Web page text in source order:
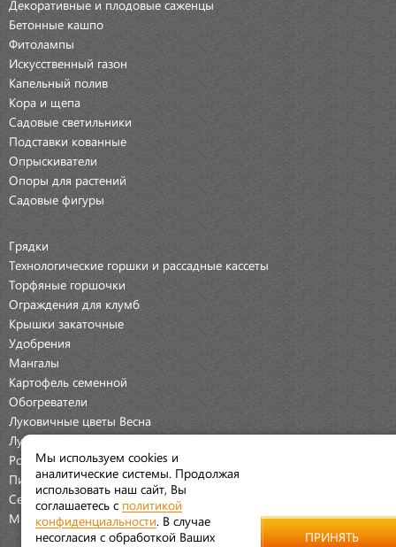
Декоративные и плодовые саженцы
Бетонные кашпо
Фитолампы
Искусственный газон
Капельный полив
Кора и щепа
Садовые светильники
Подставки кованные
Опрыскиватели
Опоры для растений
Садовые фигуры
Грядки
Технологические горшки и рассадные кассеты
Торфяные горшочки
Ограждения для клумб
Крышки закаточные
Удобрения
Мангалы
Картофель семенной
Обогреватели
Луковичные цветы Весна
Луковичные цветы Осень
Розы
Пионы
Семена Овощей
Мраморная крошка
Мы используем cookies и
аналитические системы. Продолжая
использовать наш сайт, Вы
соглашаетесь с политикой
конфиденциальности . В случае
несогласия с обработкой Ваших ПРИНЯТЬ